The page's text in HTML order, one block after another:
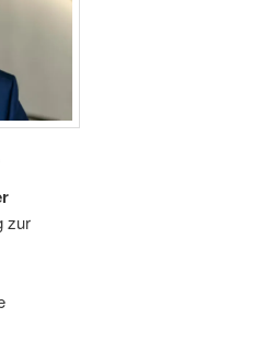
zur